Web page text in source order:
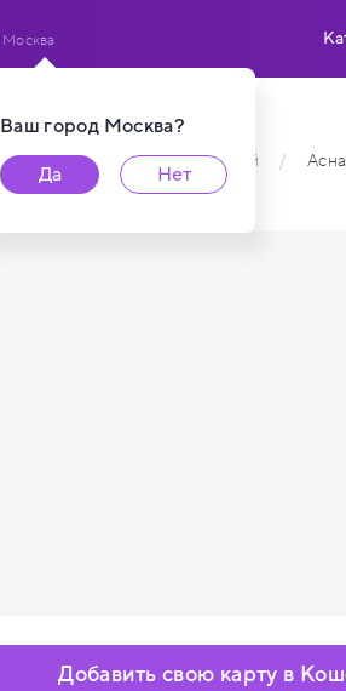
Ваш город Москва?
Да
Нет
Москва
/ Каталог карт пользователей / Асна
Добавить свою карту в